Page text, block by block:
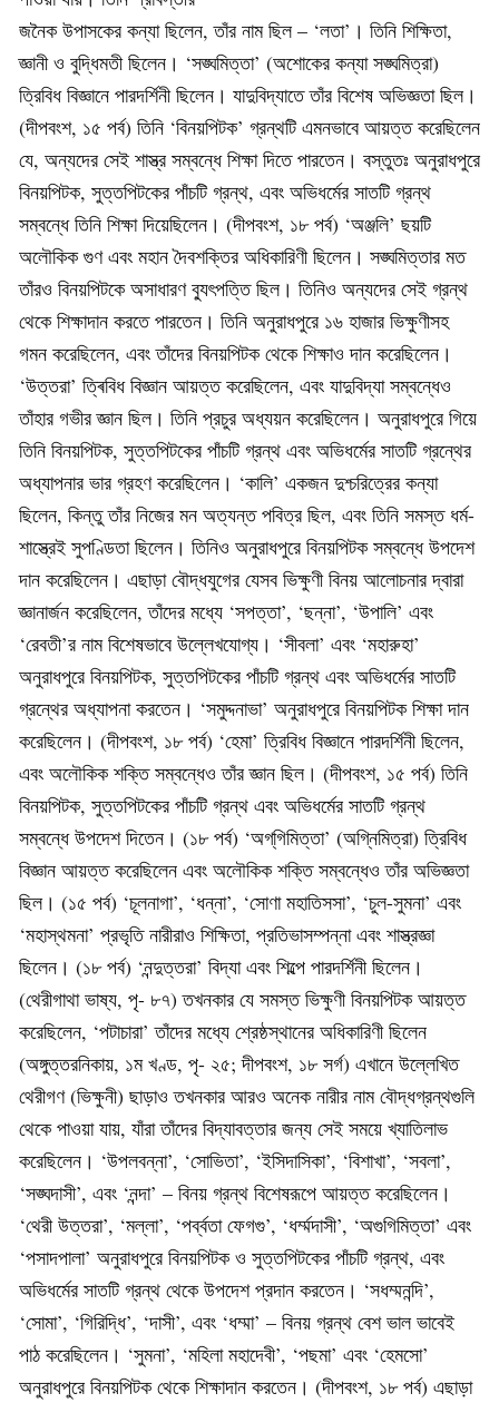
জনৈক উপাসকের কন্যা ছিলেন, তাঁর নাম ছিল – ‘লতা’। তিনি শিক্ষিতা,
জ্ঞানী ও বুদ্ধিমতী ছিলেন। ‘সঙ্ঘমিত্তা’ (অশোকের কন্যা সঙ্ঘমিত্রা)
ত্রিবিধ বিজ্ঞানে পারদর্শিনী ছিলেন। যাদুবিদ্যাতে তাঁর বিশেষ অভিজ্ঞতা ছিল।
(দীপবংশ, ১৫ পৰ্ব) তিনি ‘বিনয়পিটক’ গ্রন্থটি এমনভাবে আয়ত্ত করেছিলেন
যে, অন্যদের সেই শাস্ত্র সম্বন্ধে শিক্ষা দিতে পারতেন। বস্তুতঃ অনুরাধপুরে
বিনয়পিটক, সুত্তপিটকের পাঁচটি গ্রন্থ, এবং অভিধর্মের সাতটি গ্রন্থ
সম্বন্ধে তিনি শিক্ষা দিয়েছিলেন। (দীপবংশ, ১৮ পৰ্ব) ‘অঞ্জলি’ ছয়টি
অলৌকিক গুণ এবং মহান দৈবশক্তির অধিকারিণী ছিলেন। সঙ্ঘমিত্তার মত
তাঁরও বিনয়পিটকে অসাধারণ ব্যুৎপত্তি ছিল। তিনিও অন্যদের সেই গ্রন্থ
থেকে শিক্ষাদান করতে পারতেন। তিনি অনুরাধপুরে ১৬ হাজার ভিক্ষুণীসহ
গমন করেছিলেন, এবং তাঁদের বিনয়পিটক থেকে শিক্ষাও দান করেছিলেন।
‘উত্তরা’ ত্ৰিবিধ বিজ্ঞান আয়ত্ত করেছিলেন, এবং যাদুবিদ্যা সম্বন্ধেও
তাঁহার গভীর জ্ঞান ছিল। তিনি প্রচুর অধ্যয়ন করেছিলেন। অনুরাধপুরে গিয়ে
তিনি বিনয়পিটক, সুত্তপিটকের পাঁচটি গ্রন্থ এবং অভিধর্মের সাতটি গ্রন্থের
অধ্যাপনার ভার গ্রহণ করেছিলেন। ‘কালি’ একজন দুশ্চরিত্রের কন্যা
ছিলেন, কিন্তু তাঁর নিজের মন অত্যন্ত পবিত্র ছিল, এবং তিনি সমস্ত ধৰ্ম-
শাস্ত্রেই সুপণ্ডিতা ছিলেন। তিনিও অনুরাধপুরে বিনয়পিটক সম্বন্ধে উপদেশ
দান করেছিলেন। এছাড়া বৌদ্ধযুগের যেসব ভিক্ষুণী বিনয় আলোচনার দ্বারা
জ্ঞানার্জন করেছিলেন, তাঁদের মধ্যে ‘সপত্তা’, ‘ছন্না’, ‘উপালি’ এবং
‘রেবতী’র নাম বিশেষভাবে উল্লেখযোগ্য। ‘সীবলা’ এবং ‘মহারুহা’
অনুরাধপুরে বিনয়পিটক, সুত্তপিটকের পাঁচটি গ্রন্থ এবং অভিধর্মের সাতটি
গ্রন্থের অধ্যাপনা করতেন। ‘সমুদ্দনাভা’ অনুরাধপুরে বিনয়পিটক শিক্ষা দান
করেছিলেন। (দীপবংশ, ১৮ পৰ্ব) ‘হেমা’ ত্রিবিধ বিজ্ঞানে পারদর্শিনী ছিলেন,
এবং অলৌকিক শক্তি সম্বন্ধেও তাঁর জ্ঞান ছিল। (দীপবংশ, ১৫ পর্ব) তিনি
বিনয়পিটক, সুত্তপিটকের পাঁচটি গ্রন্থ এবং অভিধর্মের সাতটি গ্রন্থ
সম্বন্ধে উপদেশ দিতেন। (১৮ পৰ্ব) ‘অগ্‌গিমিত্তা’ (অগ্নিমিত্রা) ত্রিবিধ
বিজ্ঞান আয়ত্ত করেছিলেন এবং অলৌকিক শক্তি সম্বন্ধেও তাঁর অভিজ্ঞতা
ছিল। (১৫ পৰ্ব) ‘চূলনাগা’, ‘ধন্না’, ‘সোণা মহাতিসসা’, ‘চুল-সুমনা’ এবং
‘মহাস্থমনা’ প্রভৃতি নারীরাও শিক্ষিতা, প্রতিভাসম্পন্না এবং শাস্ত্রজ্ঞা
ছিলেন। (১৮ পৰ্ব) ‘নন্দুত্তরা’ বিদ্যা এবং শিল্পে পারদর্শিনী ছিলেন।
(থেরীগাথা ভাষ্য, পৃ- ৮৭) তখনকার যে সমস্ত ভিক্ষুণী বিনয়পিটক আয়ত্ত
করেছিলেন, ‘পটাচারা’ তাঁদের মধ্যে শ্রেষ্ঠস্থানের অধিকারিণী ছিলেন
(অঙ্গুত্তরনিকায়, ১ম খণ্ড, পৃ- ২৫; দীপবংশ, ১৮ সর্গ) এখানে উল্লেখিত
থেরীগণ (ভিক্ষুনী) ছাড়াও তখনকার আরও অনেক নারীর নাম বৌদ্ধগ্রন্থগুলি
থেকে পাওয়া যায়, যাঁরা তাঁদের বিদ্যাবত্তার জন্য সেই সময়ে খ্যাতিলাভ
করেছিলেন। ‘উপলবন্না’, ‘সোভিতা’, ‘ইসিদাসিকা’, ‘বিশাখা’, ‘সবলা’,
‘সঙ্ঘদাসী’, এবং ‘নন্দা’ – বিনয় গ্রন্থ বিশেষরূপে আয়ত্ত করেছিলেন।
‘থেরী উত্তরা’, ‘মল্লা’, ‘পৰ্ব্বতা ফেগগু’, ‘ধৰ্ম্মদাসী’, ‘অগুগিমিত্তা’ এবং
‘পসাদপালা’ অনুরাধপুরে বিনয়পিটক ও সুত্তপিটকের পাঁচটি গ্রন্থ, এবং
অভিধর্মের সাতটি গ্রন্থ থেকে উপদেশ প্রদান করতেন। ‘সধম্মনন্দি’,
‘সোমা’, ‘গিরিদ্ধি’, ‘দাসী’, এবং ‘ধম্মা’ – বিনয় গ্রন্থ বেশ ভাল ভাবেই
পাঠ করেছিলেন। ‘সুমনা’, ‘মহিলা মহাদেবী’, ‘পছমা’ এবং ‘হেমসো’
অনুরাধপুরে বিনয়পিটক থেকে শিক্ষাদান করতেন। (দীপবংশ, ১৮ পৰ্ব) এছাড়া